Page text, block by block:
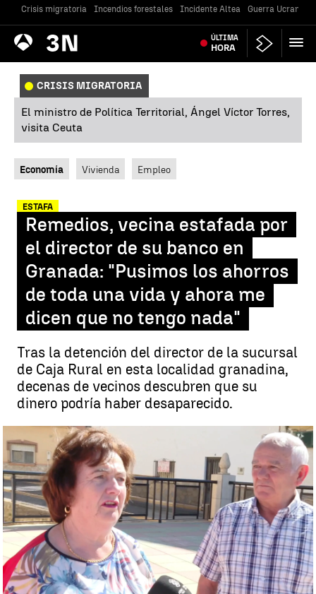
Crisis migratoria Incendios forestales Incidente Altea Guerra Ucrania
Antena
3 Noticias ÚLTIMA
HORA
CRISIS MIGRATORIA
El ministro de Política Territorial, Ángel Víctor Torres,
visita Ceuta
Economía Vivienda Empleo
ESTAFA
Remedios, vecina estafada por
el director de su banco en
Granada: "Pusimos los ahorros
de toda una vida y ahora me
dicen que no tengo nada"
Tras la detención del director de la sucursal
de Caja Rural en esta localidad granadina,
decenas de vecinos descubren que su
dinero podría haber desaparecido.
Estafados por el director de su banco en Guadix | Antena 3 Noticias
Mayca Sánchez
Publicado:27 de septiembre de 2024, 16:40